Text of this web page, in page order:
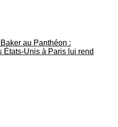
au Panthéon :
États-Unis à Paris lui rend